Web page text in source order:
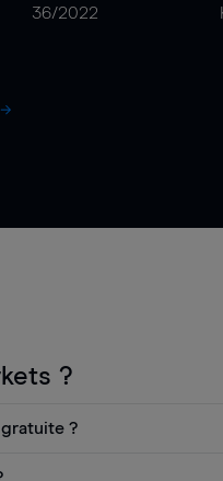
36/2022
?
?